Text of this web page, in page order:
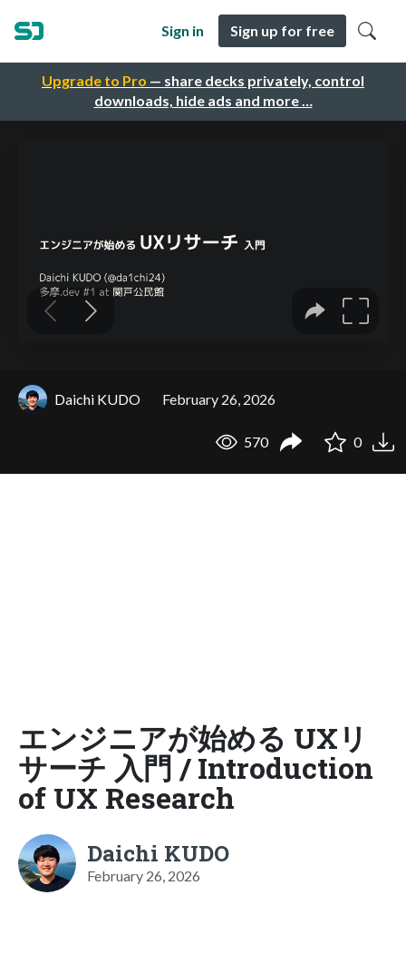
Upgrade to Pro — share decks privately, control
downloads, hide ads and more …
Sign in Sign up for free
Daichi KUDO February 26, 2026
570 0
エンジニアが始める UXリ
サーチ 入門 / Introduction
of UX Research
Daichi KUDO
February 26, 2026